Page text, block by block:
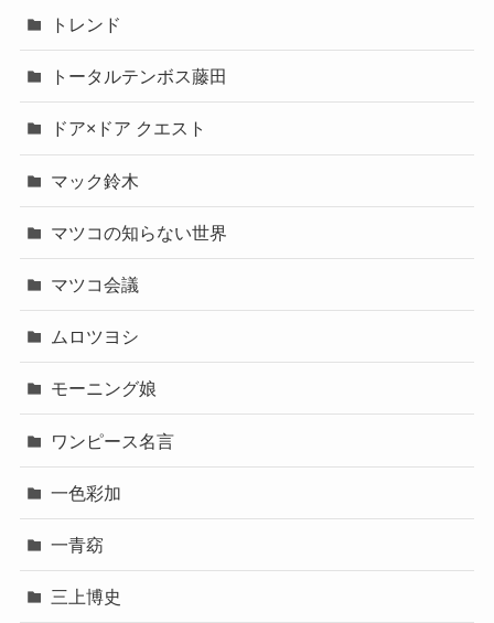
トレンド
トータルテンボス藤田
ドア×ドア クエスト
マック鈴木
マツコの知らない世界
マツコ会議
ムロツヨシ
モーニング娘
ワンピース名言
一色彩加
一青窈
三上博史